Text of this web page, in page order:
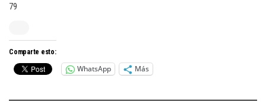
79
Comparte esto:
WhatsApp Más